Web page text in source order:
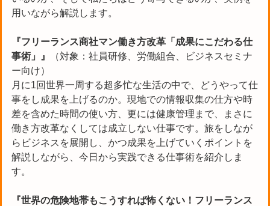
用いながら解説します。
『フリーランス商社マン働き方改革「成果にこだわる仕
事術」』
（対象：社員研修、労働組合、ビジネスセミナ
ー向け）
月に1回世界一周する超多忙な生活の中で、どうやって仕
事をし成果を上げるのか。現地での情報収集の仕方や時
差を含めた時間の使い方、更には健康管理まで、まさに
働き方改革なくしては成立しない仕事です。旅をしなが
らビジネスを展開し、かつ成果を上げていくポイントを
解説しながら、今日から実践できる仕事術を紹介しま
す。
『世界の危険地帯もこうすれば怖くない！フリーランス